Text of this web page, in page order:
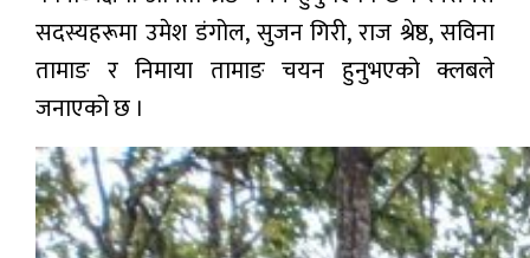
सदस्यहरूमा उमेश डंगोल, सुजन गिरी, राज श्रेष्ठ, सविना
तामाङ र निमाया तामाङ चयन हुनुभएको क्लबले
जनाएको छ ।